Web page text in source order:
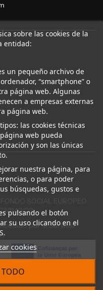
sobre las cookies de la
entidad:
un pequeño archivo de
“smartphone” o
página web. Algunas
a empresas externas
página web.
las cookies técnicas
web pueda
y son las únicas
nuestra página, para
o para poder
búsquedas, gustos e
pulsando el botón
su uso clicando en el
cookies
TODO
SOCIAL EUROPEO
1143/03
por el Servicio